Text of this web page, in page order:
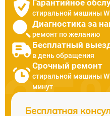
Гарантийное
стиральной машины
Диагностика за
ремонт по желанию
Бесплатный
в день обращения
Срочный ремонт
стиральной машины
минут
Бесплатная